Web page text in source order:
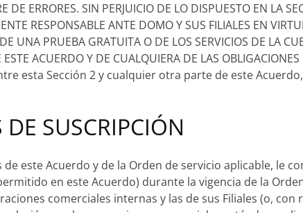
ERRORES. SIN PERJUICIO DE LO DISPUESTO EN LA
RESPONSABLE ANTE DOMO Y SUS FILIALES EN
UNA PRUEBA GRATUITA O DE LOS SERVICIOS DE LA
ACUERDO Y DE CUALQUIERA DE LAS
esta Sección 2 y cualquier otra parte de este
SUSCRIPCIÓN
este Acuerdo y de la Orden de servicio aplicable, le
en este Acuerdo) durante la vigencia de la
comerciales internas y las de sus Filiales (o,